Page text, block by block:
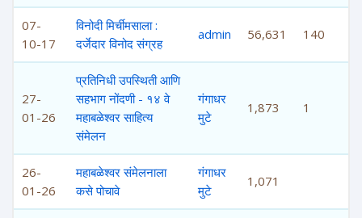
07-
10-17
विनोदी मिर्चीमसाला :
दर्जेदार विनोद संग्रह
admin 56,631 140
27-
01-26
प्रतिनिधी उपस्थिती आणि
सहभाग नोंदणी - १४ वे
महाबळेश्वर साहित्य
संमेलन
गंगाधर
मुटे
1,873 1
26-
01-26
महाबळेश्वर संमेलनाला
कसे पोचावे
गंगाधर
मुटे
1,071